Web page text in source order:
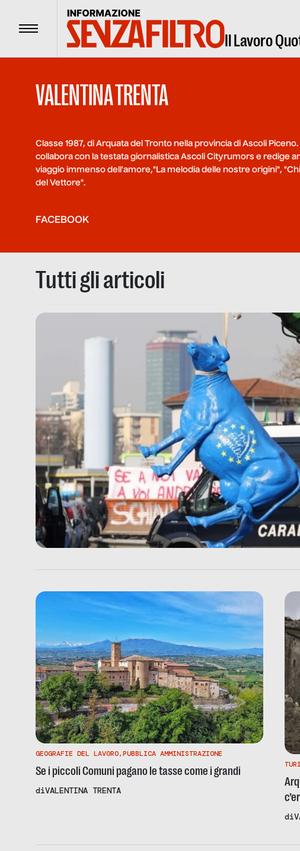
Menu Il Lavoro
VALENTINA TRENTA
Classe 1987, di Arquata del Tronto nella provincia di Ascoli
collabora con la testata giornalistica Ascoli Cityrumors e redige
viaggio immenso dell'amore,"La melodia delle nostre origini",
del Vettore".
FACEBOOK
Tutti gli articoli
GEOGRAFIE DEL LAVORO,PUBBLICA AMMINISTRAZIONE
Se i piccoli Comuni pagano le tasse come i grandi
diVALENTINA TRENTA
di